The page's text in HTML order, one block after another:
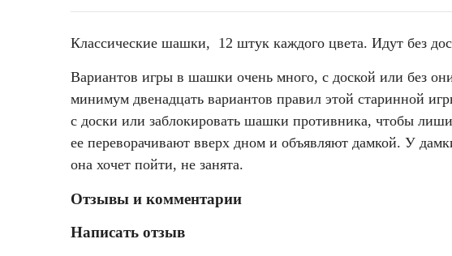
Классические шашки, 12 штук каждого цвета. Идут без
Вариантов игры в шашки очень много, с доской или без
минимум двенадцать вариантов правил этой старинной
с доски или заблокировать шашки противника, чтобы
ее переворачивают вверх дном и объявляют дамкой. У
она хочет пойти, не занята.
Отзывы и комментарии
Написать отзыв